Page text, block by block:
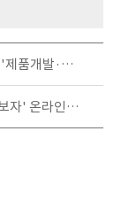
제8회 문화데이터 활용 경진대회 '제품개발·창업'부문 최종심사(9.10)
2020 '문화포털, 문화PD가 되어보자' 온라인 청소년 직업체험